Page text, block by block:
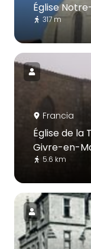
Église
317 m
Francia
Église de la
Givre-en-
5.6 km